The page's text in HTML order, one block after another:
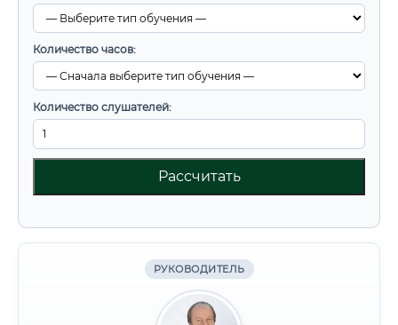
Количество часов:
Количество слушателей:
Рассчитать
РУКОВОДИТЕЛЬ